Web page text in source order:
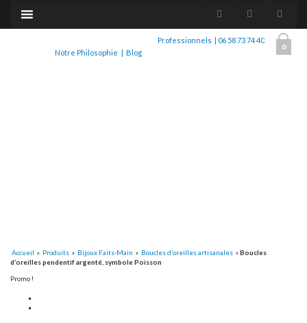
0
Notre Philosophie | Blog
Professionnels | 06 58 73 74 40
Accueil » Produits » Bijoux Faits-Main » Boucles d’oreilles artisanales »Boucles
d’oreilles pendentif argenté, symbole Poisson
Promo !